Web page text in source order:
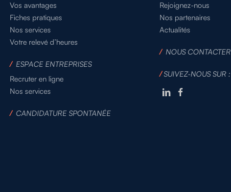
Vos avantages
Fiches pratiques
Nos services
Votre relevé d’heures
/ ESPACE ENTREPRISES
Recruter en ligne
Nos services
/ CANDIDATURE SPONTANÉE
Rejoignez-nous
Nos partenaires
Actualités
/NOUS CONTACTER
/SUIVEZ-NOUS SUR :